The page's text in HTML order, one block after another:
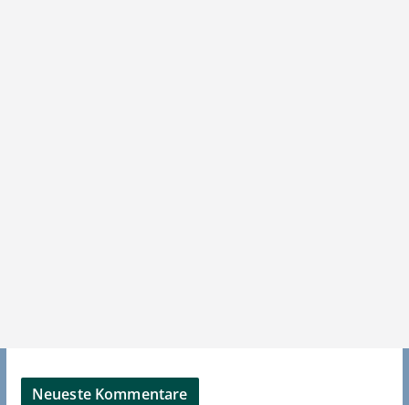
Neueste Kommentare